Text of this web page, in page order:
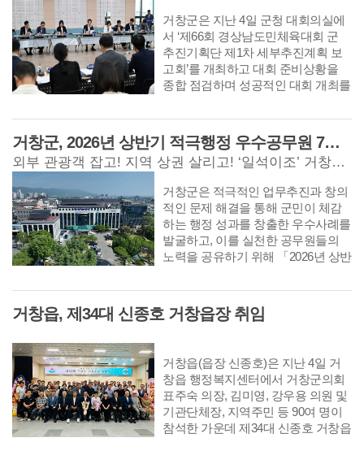
자신의 업을 받아들이고, 정혜와 재
회하게 된다. 서로를 향한 감정을 간
직한 채 각자의 자리로 돌아가는 두
사람은, 내생을 기약하는 이별을 맞
이한다. 우리는 너무 쉽게 잊고, 너무
이 빠르게 소비되는 시대 속에서, 타
인의 고통과 기억은 점점 더 멀어집
니다. 하지만 어떤 시간들은 끝나지
않습니다. 누군가에게 여전히 현재로
남아, 지워지지 않는 기억으로 삶을
따라 다니게 됩니다.
플랫폼으로 도약할 수 있도록 해외
문화예술기관과의 교류를 지속적으
로 확대해 나가겠다”며 “이번 협약이
한·일 문화예술 교류의 새로운 전환
점이 되어 지역 문화예술 발전에도
긍정적인 역할을 할 것으로 기대한
지 10일간 거창군 수승대 일원에서
개최되며, 자세한 사항은 거창국제연
940-8455 / 8492)를 통해 확인할 수 있
다.
거창군은 지난 4일 군청 대회의실에
서 ‘제66회 경상남도민체육대회 군
추진기획단 제1차 세부추진계획 보
고회’를 개최하고 대회 준비상황을
종합 점검하며 성공적인 대회 개최를
번 보고회는 최근 제66회 경상남도민
체육대회의 개최 기간이 2027년 5월
14일부터 17일까지 4일간으로 최종
확정됨에 따라 분야별 세부 추진계획
화하기 위해 마련됐다. 제66회 경상
남도민 체육대회는 거창군, 산청군,
함양군, 합천군 등 서북부 경남 4개
군이 공동 개최하는 첫 도민 체육대
회​로, 개·폐회식은 거창군에서 개최
2만여 명이 참가해 나흘간 열띤 경쟁
군수, 추진기획단 소속 24개 부서장
등이 참석한 가운데 도민체전 총괄
운영을 비롯해 웰컴센터 운영, 프레
스센터 설치·운영, 개·폐회식 및 성화
봉송, 숙박·위생 관리, 문화 예술 공
거창군, 2026년 상반기 적극행정 우수공무원 7명 선정
외부 관광객 잡고! 지역 상권 살리고! ‘일석이조’ 거창반값여행, 신철규 주무관 ‘최우수’
거창군은 적극적인 업무추진과 창의
적인 문제 해결을 통해 군민이 체감
하는 행정 성과를 창출한 우수사례를
발굴하고, 이를 실천한 공무원들의
노력을 공유하기 위해 「2026년 상반
정했다고 밝혔다. 이번에 선정된 우
수공무원들은 업무 추진 과정에서 발
생한 다양한 문제를 해결하기 위해
감하는 행정 성과를 만들어낸 직원들
이다. 우수공무원 선정은 지난 7월 20
일부터 24일까지 거창군청 홈페이지
를 통해 진행된 온라인 군민 투표와
거창군 적극행정위원회의 심사를 거
거창읍, 제34대 신종호 거창읍장 취임
거창읍(읍장 신종호)은 지난 4일 거
창읍 행정복지센터에서 거창군의회
표주숙 의장, 김미영, 강우용 의원 및
기관단체장, 지역주민 등 90여 명이
참석한 가운데 제34대 신종호 거창읍